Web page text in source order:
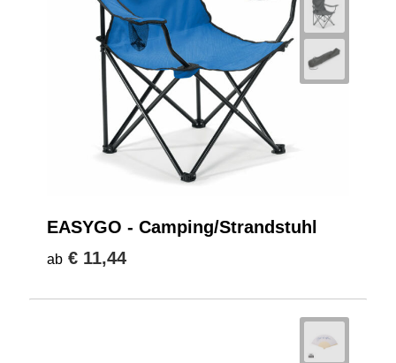
EASYGO - Camping/Strandstuhl
ab € 11,44